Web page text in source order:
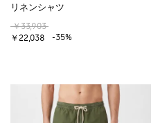
リネンシャツ
￥33,903
￥22,038
-35%